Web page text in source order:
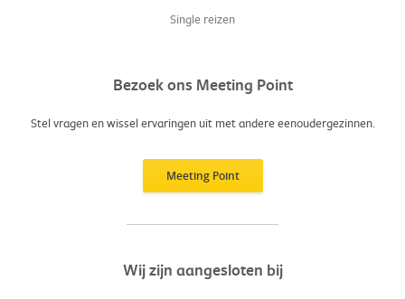
Single reizen
Bezoek ons Meeting Point
Stel vragen en wissel ervaringen uit met andere eenoudergezinnen.
Meeting Point
Wij zijn aangesloten bij